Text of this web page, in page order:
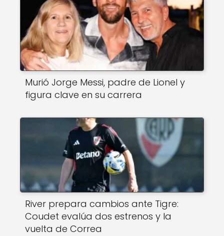
Murió Jorge Messi, padre de Lionel y
figura clave en su carrera
River prepara cambios ante Tigre:
Coudet evalúa dos estrenos y la
vuelta de Correa